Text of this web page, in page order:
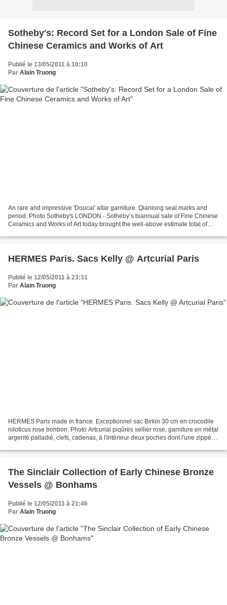
Sotheby's: Record Set for a London Sale of Fine
Chinese Ceramics and Works of Art
Publié le 13/05/2011 à 10:10
Par Alain Truong
An rare and impressive 'Doucai' altar garniture. Qianlong seal marks and
period. Photo Sotheby's LONDON.- Sotheby’s biannual sale of Fine Chinese
Ceramics and Works of Art today brought the well-above estimate total of
HERMES Paris. Sacs Kelly @ Artcurial Paris
Publié le 12/05/2011 à 23:31
Par Alain Truong
HERMES Paris made in france. Exceptionnel sac Birkin 30 cm en crocodile
niloticus rose bonbon. Photo Artcurial piqûres sellier rose, garniture en métal
argenté palladié, clefs, cadenas, à l'intérieur deux poches dont l'une zippée.
The Sinclair Collection of Early Chinese Bronze
Vessels @ Bonhams
Publié le 12/05/2011 à 21:46
Par Alain Truong